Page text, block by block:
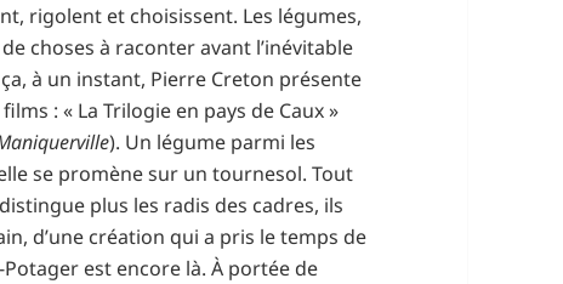
rigolent et choisissent. Les légumes,
choses à raconter avant l’inévitable
à un instant, Pierre Creton présente
: « La Trilogie en pays de Caux »
). Un légume parmi les
se promène sur un tournesol. Tout
plus les radis des cadres, ils
d’une création qui a pris le temps de
est encore là. À portée de